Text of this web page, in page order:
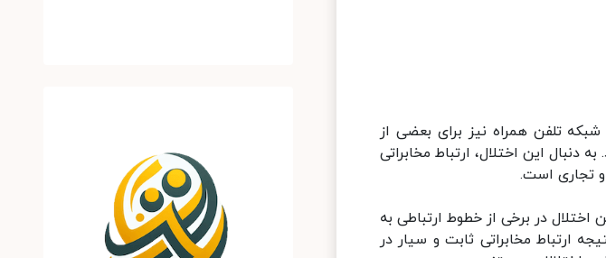
تلفن همراه نیز برای بعضی از
دنبال این اختلال، ارتباط مخابراتی
و تجاری است.
اختلال در برخی از خطوط ارتباطی به
مخابرات تهران بوده و در نتیجه ارتباط مخابراتی ثابت و سیار در